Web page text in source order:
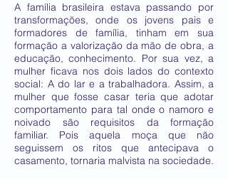
A família brasileira estava passando por
transformações, onde os jovens pais e
formadores de família, tinham em sua
formação a valorização da mão de obra, a
educação, conhecimento. Por sua vez, a
mulher ficava nos dois lados do contexto
social: A do lar e a trabalhadora. Assim, a
mulher que fosse casar teria que adotar
comportamento para tal onde o namoro e
noivado são requisitos da formação
familiar. Pois aquela moça que não
seguissem os ritos que antecipava o
casamento, tornaria malvista na sociedade.